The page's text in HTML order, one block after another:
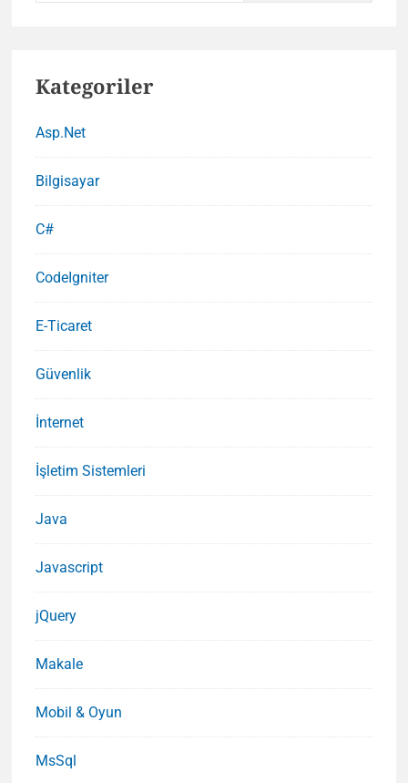
Kategoriler
Asp.Net
Bilgisayar
C#
CodeIgniter
E-Ticaret
Güvenlik
İnternet
İşletim Sistemleri
Java
Javascript
jQuery
Makale
Mobil & Oyun
MsSql